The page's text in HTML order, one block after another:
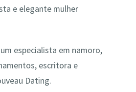
e elegante mulher
especialista em namoro,
escritora e
Dating.